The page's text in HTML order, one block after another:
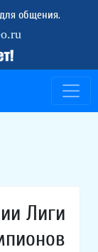
общения.
Лиги